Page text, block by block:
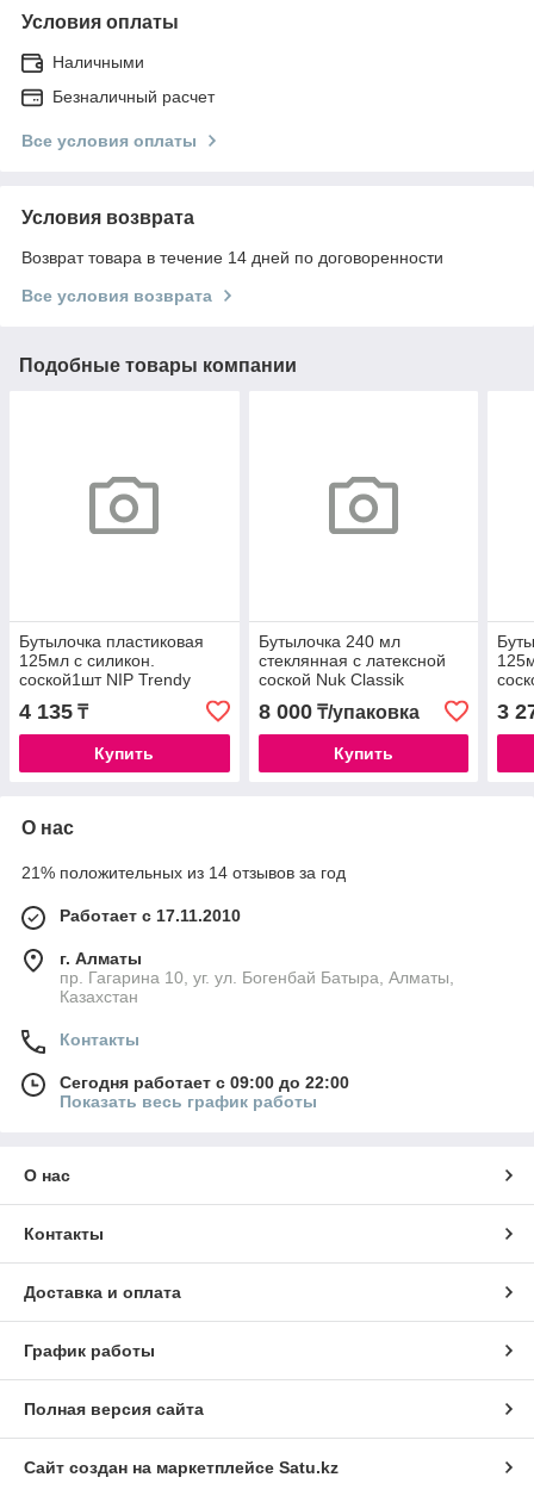
Условия оплаты
Наличными
Безналичный расчет
Все условия оплаты
Условия возврата
Возврат товара в течение 14 дней по договоренности
Все условия возврата
Подобные товары компании
Бутылочка пластиковая
125мл с силикон.
соской1шт NIP Trendy
4 135 ₸
Купить
Бутылочка 240 мл
стеклянная с латексной
соской Nuk Classik
8 000₸/упаковка
Купить
3
О нас
21% положительных из 14 отзывов за год
Работает с 17.11.2010
г. Алматы
пр. Гагарина 10, уг. ул. Богенбай Батыра, Алматы,
Казахстан
Контакты
Сегодня работает с 09:00 до 22:00
Показать весь график работы
О нас
Контакты
Доставка и оплата
График работы
Полная версия сайта
Сайт создан на маркетплейсе Satu.kz